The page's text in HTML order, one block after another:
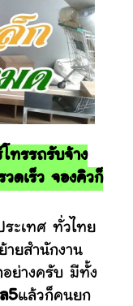
ทรรถรับจ้าง
ดเร็ว จองคิวก็
เทศ ทั่วไทย
ายสำนักงาน
อย่างครับ มีทั้ง
5แล้วก็คนยก